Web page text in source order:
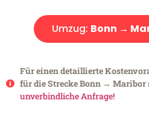
Umzug: Bonn →
Für einen detaillierte
für die Strecke Bonn → Maribor
unverbindliche Anfrage!